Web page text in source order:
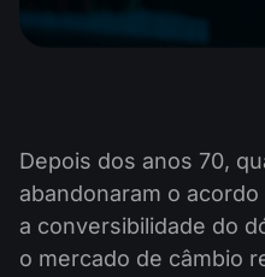
Ações
Calendário de
O que é negociação de
O que é negociação
Por que nós?
Contate-nos
Depois dos anos 70,
abandonaram o
a conversibilidade do
o mercado de câmbio